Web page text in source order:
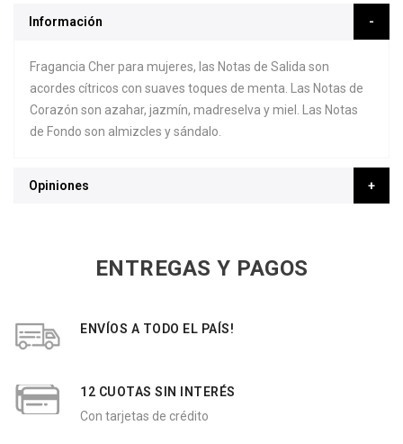
Información
Fragancia Cher para mujeres, las Notas de Salida son
acordes cítricos con suaves toques de menta. Las Notas de
Corazón son azahar, jazmín, madreselva y miel. Las Notas
de Fondo son almizcles y sándalo.
Opiniones
ENTREGAS Y PAGOS
ENVÍOS A TODO EL PAÍS!
12 CUOTAS SIN INTERÉS
Con tarjetas de crédito